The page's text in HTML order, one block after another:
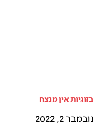
בזוגיות אין מנצח
נובמבר 2, 2022